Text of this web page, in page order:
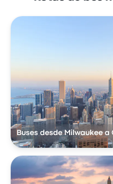
Buses desde Milwaukee